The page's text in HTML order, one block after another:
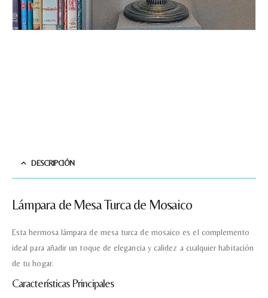
DESCRIPCIÓN
Lámpara de Mesa Turca de Mosaico
Esta hermosa lámpara de mesa turca de mosaico es el complemento
ideal para añadir un toque de elegancia y calidez a cualquier habitación
de tu hogar.
Características Principales